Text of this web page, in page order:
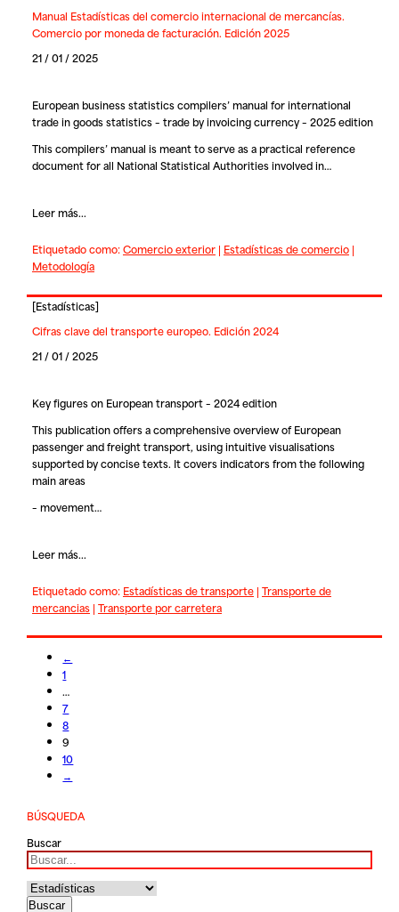
Manual Estadísticas del comercio internacional de mercancías.
Comercio por moneda de facturación. Edición 2025
21 / 01 / 2025
European business statistics compilers’ manual for international
trade in goods statistics – trade by invoicing currency – 2025 edition
This compilers’ manual is meant to serve as a practical reference
document for all National Statistical Authorities involved in…
Leer más...
Etiquetado como:Comercio exterior| Estadísticas de comercio|
Metodología
[Estadísticas]
Cifras clave del transporte europeo. Edición 2024
21 / 01 / 2025
Key figures on European transport – 2024 edition
This publication offers a comprehensive overview of European
passenger and freight transport, using intuitive visualisations
supported by concise texts. It covers indicators from the following
main areas
– movement…
Leer más...
Etiquetado como: Estadísticas de transporte| Transporte de
mercancias| Transporte por carretera
←
1
…
7
8
9
10
→
BÚSQUEDA
Buscar